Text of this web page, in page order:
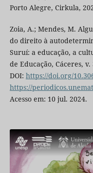
Porto Alegre, Cirkula,
Zoia, A.; Mendes, M.
do direito à
Suruí: a educação, a
de Educação, Cáceres,
DOI: https://doi.org/
https://
Acesso em: 10 jul. 2024.